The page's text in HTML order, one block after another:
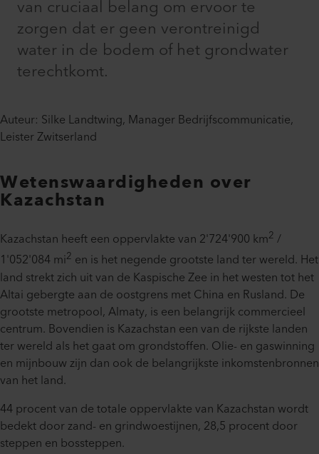
van cruciaal belang om ervoor te
zorgen dat er geen verontreinigd
water in de bodem of het grondwater
terechtkomt.
Auteur: Silke Landtwing, Manager Bedrijfscommunicatie,
Leister Zwitserland
Wetenswaardigheden over
Kazachstan
Kazachstan heeft een oppervlakte van 2'724'900 km2 /
1'052'084 mi2 en is het negende grootste land ter wereld. Het
land strekt zich uit van de Kaspische Zee in het westen tot het
Altai gebergte aan de oostgrens met China en Rusland. De
grootste metropool, Almaty, is een belangrijk commercieel
centrum. Bovendien is Kazachstan een van de rijkste landen
ter wereld als het gaat om grondstoffen. Olie- en gaswinning
en mijnbouw zijn dan ook de belangrijkste inkomstenbronnen
van het land.
44 procent van de totale oppervlakte van Kazachstan wordt
bedekt door zand- en grindwoestijnen, 28,5 procent door
steppen en bossteppen.